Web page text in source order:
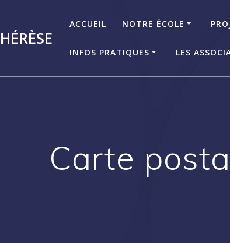
ACCUEIL NOTRE ÉCOLE
INFOS PRATIQUES LES
Carte